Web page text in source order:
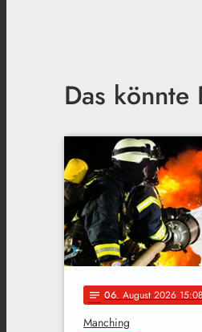
Das könnte
notes 06. August 2026 15:08
Manching